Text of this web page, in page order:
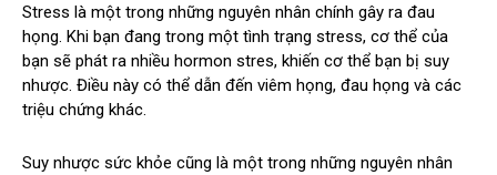
Stress là một trong những nguyên nhân chính gây ra đau
họng. Khi bạn đang trong một tình trạng stress, cơ thể của
bạn sẽ phát ra nhiều hormon stres, khiến cơ thể bạn bị suy
nhược. Điều này có thể dẫn đến viêm họng, đau họng và các
triệu chứng khác.
Suy nhược sức khỏe cũng là một trong những nguyên nhân